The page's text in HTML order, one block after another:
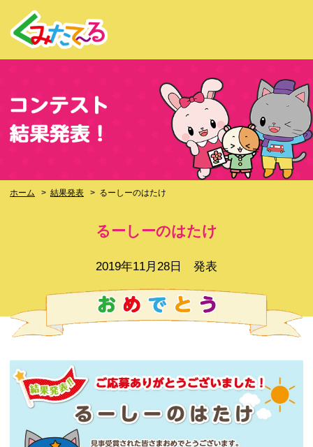
ホーム > 結果発表 > るーしーのはたけ
るーしーのはたけ
2019年11月28日 発表